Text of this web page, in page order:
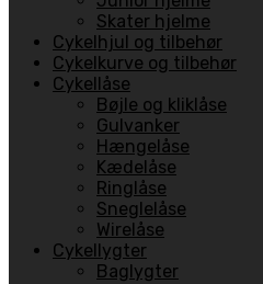
Skater hjelme
Cykelhjul og tilbehør
Cykelkurve og tilbehør
Cykellåse
Bøjle og kliklåse
Gulvanker
Hængelåse
Kædelåse
Ringlåse
Sneglelåse
Wirelåse
Cykellygter
Baglygter